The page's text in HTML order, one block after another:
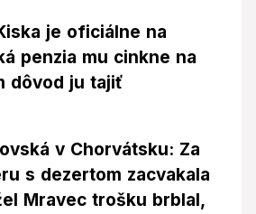
je oficiálne na
penzia mu cinkne na
dôvod ju tajiť
v Chorvátsku: Za
s dezertom zacvakala
Mravec trošku brblal,